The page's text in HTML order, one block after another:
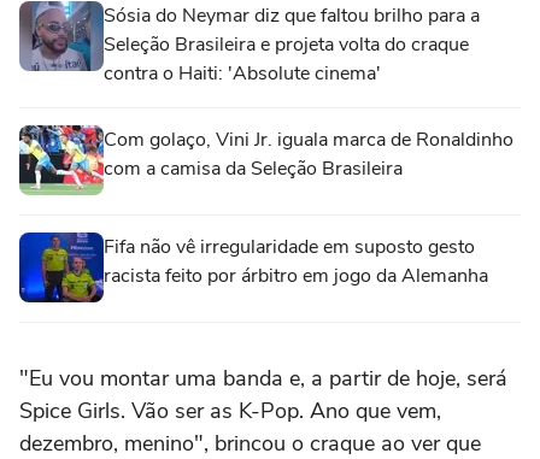
Sósia do Neymar diz que faltou brilho para a
Seleção Brasileira e projeta volta do craque
contra o Haiti: 'Absolute cinema'
Com golaço, Vini Jr. iguala marca de Ronaldinho
com a camisa da Seleção Brasileira
Fifa não vê irregularidade em suposto gesto
racista feito por árbitro em jogo da Alemanha
"Eu vou montar uma banda e, a partir de hoje, será
Spice Girls. Vão ser as K-Pop. Ano que vem,
dezembro, menino", brincou o craque ao ver que